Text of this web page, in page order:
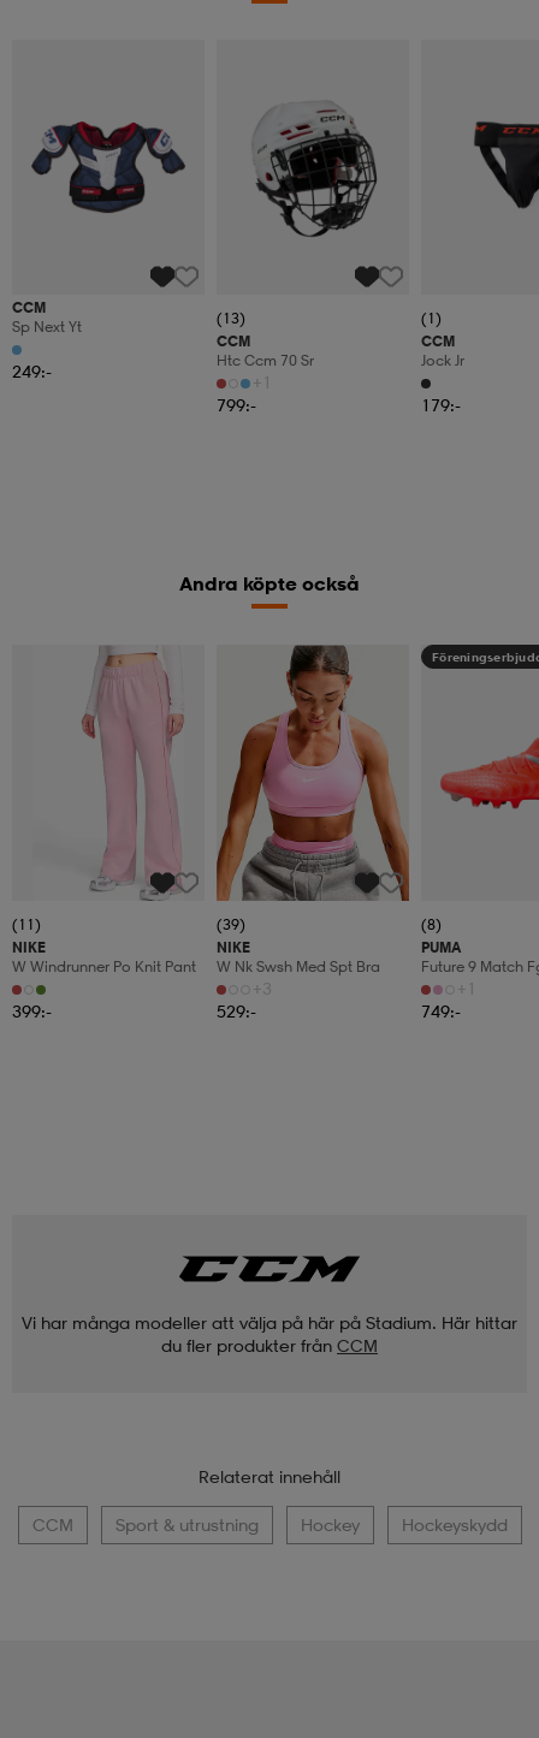
CCM
Sp Next Yt
249:-
(13)
CCM
Htc Ccm 70 Sr
+1
799:-
(1)
CCM
Jock Jr
179:-
Andra köpte också
(11)
NIKE
W Windrunner Po Knit Pant
399:-
(39)
NIKE
W Nk Swsh Med Spt Bra
+3
529:-
(8)
PUMA
Future 9 Match
+1
749:-
Vi har många modeller att välja på här på Stadium. Här hittar
du fler produkter från CCM
Relaterat innehåll
CCM Sport & utrustning Hockey Hockeyskydd